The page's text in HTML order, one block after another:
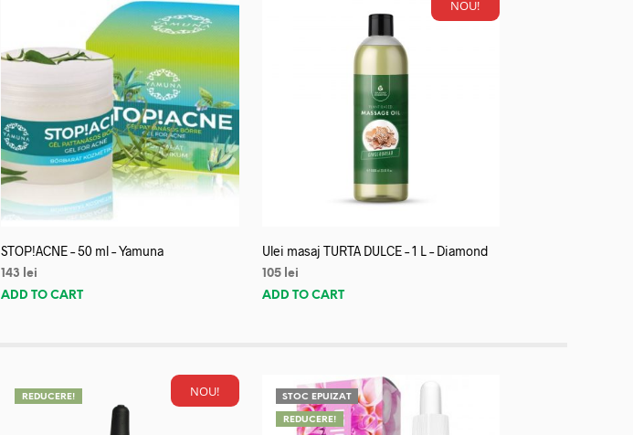
STOP!ACNE – 50 ml – Yamuna
143
lei
ADD TO CART
NOU!
Ulei masaj TURTA DULCE – 1 L – Diamond
105 lei
ADD TO CART
NOU!
REDUCERE! STOC EPUIZAT
REDUCERE!